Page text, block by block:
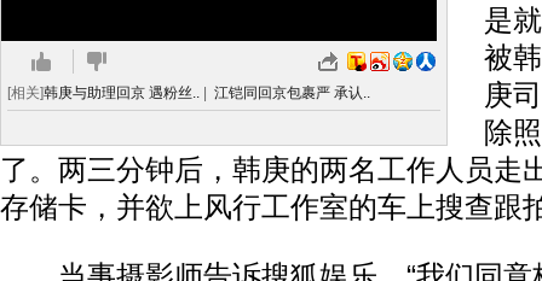
[相关]韩庚与助理回京 遇粉丝.. 江铠同回京包裹严 承认..
是
被
庚
除
了。两三分钟后，韩庚的两名工作人员走
存储卡，并欲上风行工作室的车上搜查跟